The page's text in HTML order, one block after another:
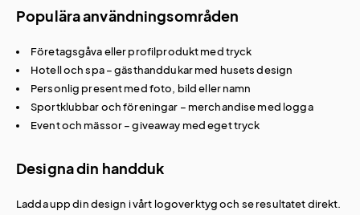
Populära användningsområden
Företagsgåva eller profilprodukt med tryck
Hotell och spa – gästhanddukar med husets design
Personlig present med foto, bild eller namn
Sportklubbar och föreningar – merchandise med logga
Event och mässor – giveaway med eget tryck
Designa din handduk
Ladda upp din design i vårt logoverktyg och se resultatet direkt.